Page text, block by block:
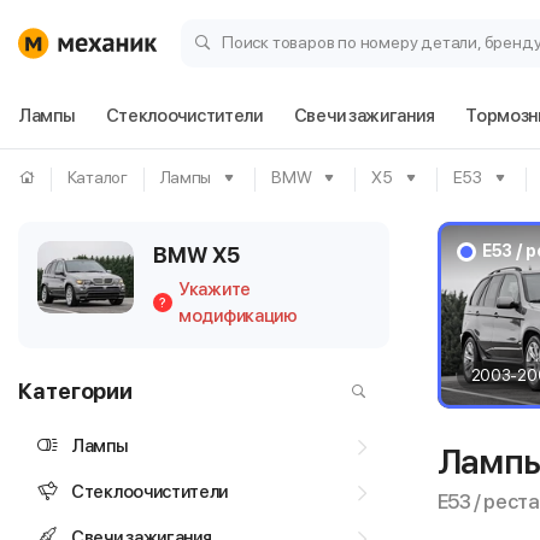
Поиск товаров по номеру детали,
Лампы Стеклоочистители Свечи зажигания
Каталог Лампы BMW X5 E53
BMW X5
?
Укажите
модификацию
Категории
Лампы
Стеклоочистители
E53 /
2003-
E53 /